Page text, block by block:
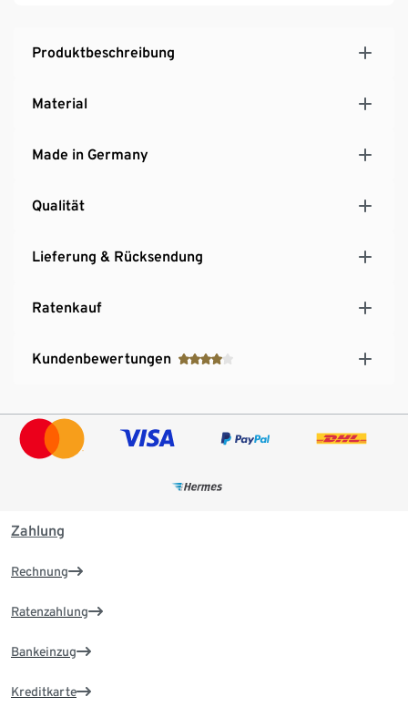
Kleiderschrank inkl. Wandbefestigung für einen
MADE IN GERMANY
Produktbeschreibung
Material
Made in Germany
Qualität
Lieferung & Rücksendung
Ratenkauf
Kundenbewertungen
Zahlung
Rechnung
Ratenzahlung
Bankeinzug
Kreditkarte